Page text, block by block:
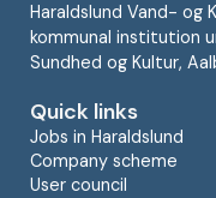
Haraldslund Vand- og
kommunal institution
Sundhed og Kultur,
Quick links
Jobs in Haraldslund
Company scheme
User council